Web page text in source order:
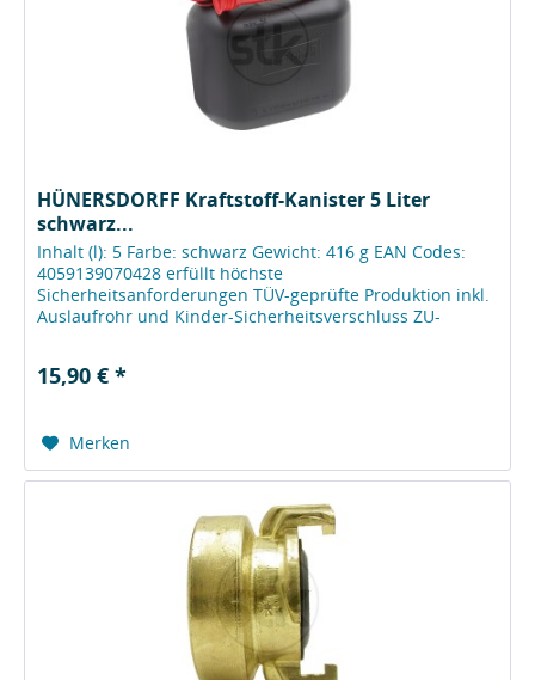
HÜNERSDORFF Kraftstoff-Kanister 5 Liter
schwarz...
Inhalt (l): 5 Farbe: schwarz Gewicht: 416 g EAN Codes:
4059139070428 erfüllt höchste
Sicherheitsanforderungen TÜV-geprüfte Produktion inkl.
Auslaufrohr und Kinder-Sicherheitsverschluss ZU-
15,90 € *
Merken